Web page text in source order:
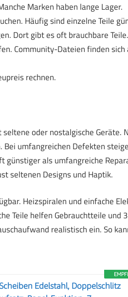
Marken haben lange Lager.
Häufig sind einzelne Teile
Dort gibt es oft brauchbare Teile.
Community-Dateien finden
rechnen.
oder nostalgische Geräte.
Bei umfangreichen Defekten
günstiger als umfangreiche
seltenen Designs und Haptik.
Heizspiralen und einfache
Teile helfen Gebrauchtteile und
realistisch ein. So
Edelstahl, Doppelschlitz